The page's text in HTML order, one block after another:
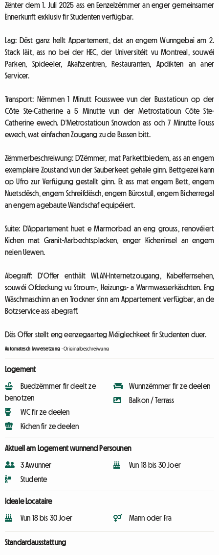
Zënter dem 1. Juli 2025 ass en Eenzelzëmmer an enger gemeinsamer
Ënnerkunft exklusiv fir Studenten verfügbar.
Lag: Dëst ganz hellt Appartement, dat an engem Wunngebai am 2.
Stack läit, ass no bei der HEC, der Universitéit vu Montreal, souwéi
Parken, Spideeler, Akafszentren, Restauranten, Apdikten an aner
Servicer.
Transport: Nëmmen 1 Minutt Fousswee vun der Busstatioun op der
Côte Ste-Catherine a 5 Minutte vun der Metrostatioun Côte Ste-
Catherine ewech. D'Metrostatioun Snowdon ass och 7 Minutte Fouss
ewech, wat einfachen Zougang zu de Bussen bitt.
Zëmmerbeschreiwung: D'Zëmmer, mat Parkettbiedem, ass an engem
exemplaire Zoustand vun der Sauberkeet gehale ginn. Bettgezei kann
op Ufro zur Verfügung gestallt ginn. Et ass mat engem Bett, engem
Nuetsdësch, engem Schreifdësch, engem Bürostull, engem Bicherregal
an engem agebaute Wandschaf equipéiert.
Suite: D'Appartement huet e Marmorbad an eng grouss, renovéiert
Kichen mat Granit-Aarbechtsplacken, enger Kicheninsel an engem
neien Uewen.
Abegraff: D'Offer enthält WLAN-Internetzougang, Kabelfernsehen,
souwéi Ofdeckung vu Stroum-, Heizungs- a Warmwasserkäschten. Eng
Wäschmaschinn an en Trockner sinn am Appartement verfügbar, an de
Botzservice ass abegraff.
Dës Offer stellt eng eenzegaarteg Méiglechkeet fir Studenten duer.
Automatesch Iwwersetzung -Originalbeschreiwung
Logement
Buedzëmmer fir deelt ze
benotzen
WC fir ze deelen
Kichen fir ze deelen
Wunnzëmmer fir ze deelen
Balkon / Terrass
Aktuell am Logement wunnend Persounen
3 Awunner
Studente
Vun 18 bis 30 Joer
Ideale Locataire
Vun 18 bis 30 Joer Mann oder Fra
Standardausstattung